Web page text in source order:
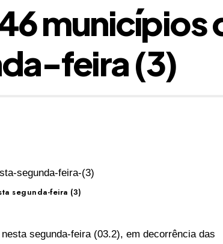
municípios
feira (3)
segunda-feira (3)
segunda-feira (03.2), em decorrência das